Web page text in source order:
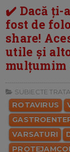
✔️ Dacă ți-
fost de
share!
utile și
mulțumim
SUBIECTE
ROTAVIRUS
VARSATURI